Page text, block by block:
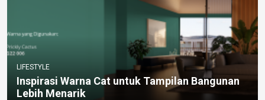
LIFESTYLE
Inspirasi Warna Cat untuk Tampilan Bangunan
Lebih Menarik